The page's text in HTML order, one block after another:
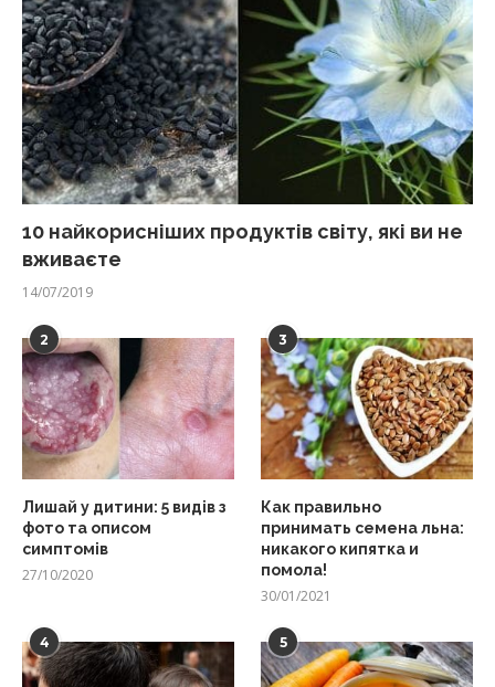
10 найкорисніших продуктів світу, які ви не
вживаєте
14/07/2019
2
Лишай у дитини: 5 видів з
фото та описом
симптомів
27/10/2020
3
Как правильно
принимать семена льна:
никакого кипятка и
помола!
30/01/2021
4 5